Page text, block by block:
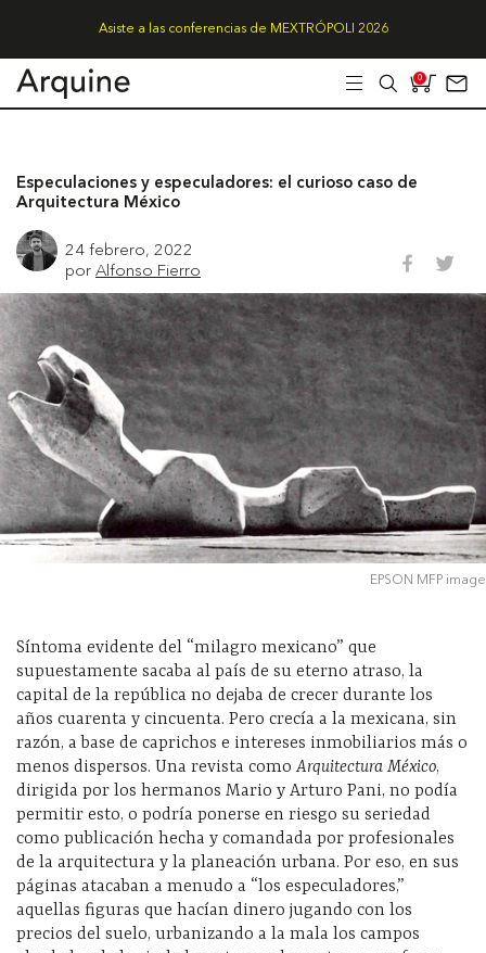
Asiste a las conferencias de MEXTRÓPOLI 2026
0
Especulaciones y especuladores: el curioso caso de
Arquitectura México
24 febrero, 2022
por Alfonso Fierro
EPSON MFP image
Síntoma evidente del “milagro mexicano” que
supuestamente sacaba al país de su eterno atraso, la
capital de la república no dejaba de crecer durante los
años cuarenta y cincuenta. Pero crecía a la mexicana, sin
razón, a base de caprichos e intereses inmobiliarios más o
menos dispersos. Una revista comoArquitectura México,
dirigida por los hermanos Mario y Arturo Pani, no podía
permitir esto, o podría ponerse en riesgo su seriedad
como publicación hecha y comandada por profesionales
de la arquitectura y la planeación urbana. Por eso, en sus
páginas atacaban a menudo a “los especuladores,”
aquellas figuras que hacían dinero jugando con los
precios del suelo, urbanizando a la mala los campos